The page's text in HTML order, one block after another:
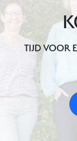
TIJD VOOR